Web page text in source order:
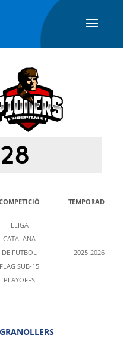
28
TEMPORADA
LLIGA
CATALANA
DE FUTBOL
FLAG SUB-15
PLAYOFFS
2025-2026